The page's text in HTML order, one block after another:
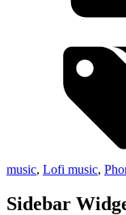
music, Lofi music,
Sidebar